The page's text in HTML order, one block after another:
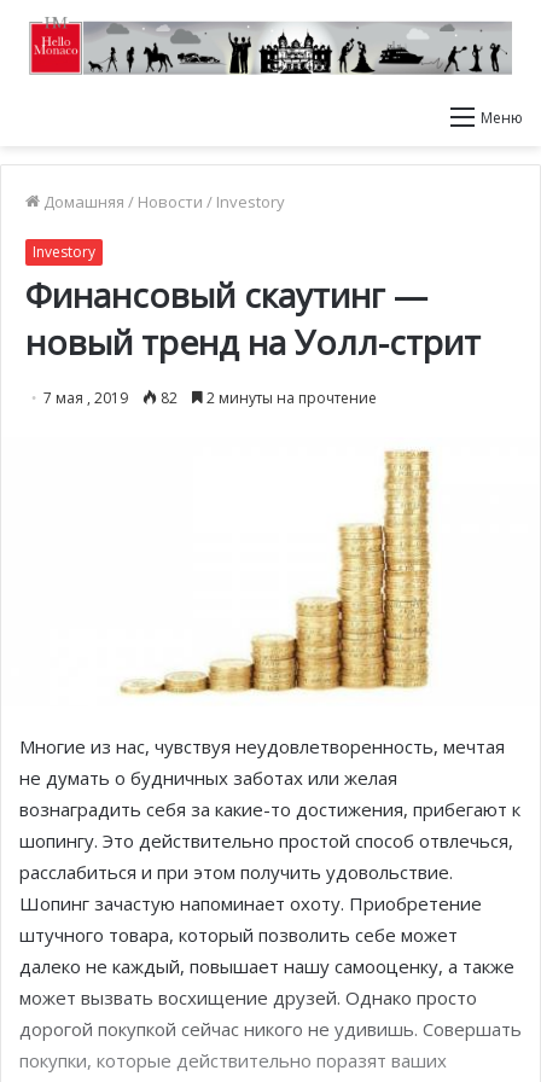
Меню
Домашняя / Новости / Investory
Investory
Финансовый скаутинг —
новый тренд на Уолл-стрит
7 мая , 2019 82 2 минуты на прочтение
Многие из нас, чувствуя неудовлетворенность, мечтая
не думать о будничных заботах или желая
вознаградить себя за какие-то достижения, прибегают к
шопингу. Это действительно простой способ отвлечься,
расслабиться и при этом получить удовольствие.
Шопинг зачастую напоминает охоту. Приобретение
штучного товара, который позволить себе может
далеко не каждый, повышает нашу самооценку, а также
может вызвать восхищение друзей. Однако просто
дорогой покупкой сейчас никого не удивишь. Совершать
покупки, которые действительно поразят ваших